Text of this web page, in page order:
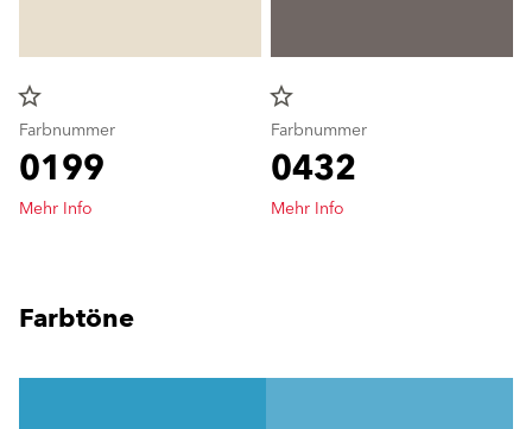
star_border
Farbnummer
0199
Mehr Info
star_border
Farbnummer
0432
Mehr Info
Farbtöne